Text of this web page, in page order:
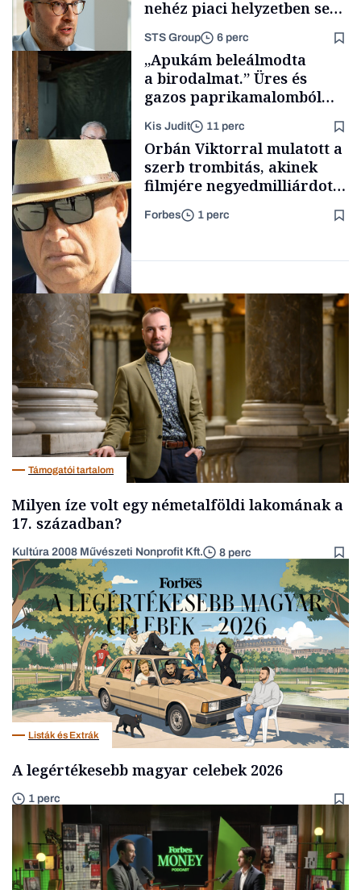
Pénz
Támogatói tartalom
nehéz piaci helyzetben sem
STS Group 6 perc
Családi
vállalkozások
„Apukám beleálmodta
a birodalmat.” Üres és
gazos paprikamalomból
lett az igazi családi
fűszersztori
Kis Judit 11 perc
Pénz
Orbán Viktorral mulatott a
szerb trombitás, akinek
filmjére negyedmilliárdot
adott az NFI
Forbes 1 perc
Támogatói tartalom
Milyen íze volt egy németalföldi lakomának a
17. században?
Kultúra 2008 Művészeti Nonprofit Kft. 8 perc
Listák és Extrák
A legértékesebb magyar celebek 2026
1 perc